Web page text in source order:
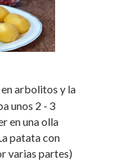
arbolitos y la
unos 2 - 3
en una olla
patata con
varias partes)